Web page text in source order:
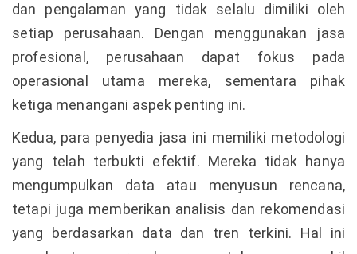
dan pengalaman yang tidak selalu dimiliki oleh
setiap perusahaan. Dengan menggunakan jasa
profesional, perusahaan dapat fokus pada
operasional utama mereka, sementara pihak
ketiga menangani aspek penting ini.
Kedua, para penyedia jasa ini memiliki metodologi
yang telah terbukti efektif. Mereka tidak hanya
mengumpulkan data atau menyusun rencana,
tetapi juga memberikan analisis dan rekomendasi
yang berdasarkan data dan tren terkini. Hal ini